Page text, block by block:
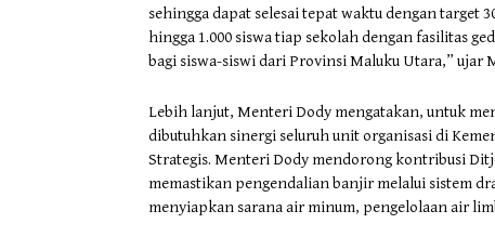
sehingga dapat selesai tepat waktu dengan target
hingga 1.000 siswa tiap sekolah dengan fasilitas
bagi siswa-siswi dari Provinsi Maluku Utara,” ujar
Lebih lanjut, Menteri Dody mengatakan, untuk
dibutuhkan sinergi seluruh unit organisasi di
Strategis. Menteri Dody mendorong kontribusi
memastikan pengendalian banjir melalui sistem
menyiapkan sarana air minum, pengelolaan air